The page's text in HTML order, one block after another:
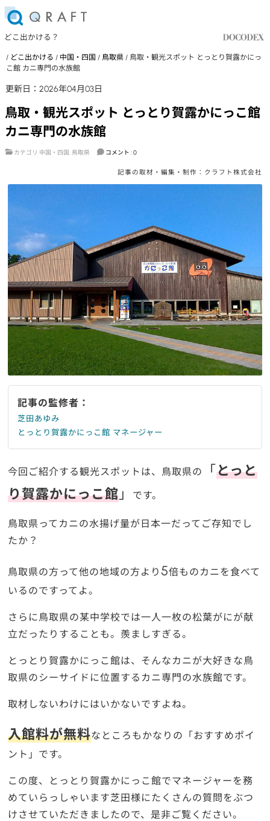
どこ出かける？
/ どこ出かける / 中国・四国 / 鳥取県 / 鳥取・観光スポット とっとり賀露かにっ
こ館 カニ専門の水族館
更新日：2026年04月03日
鳥取・観光スポット とっとり賀露かにっこ館
カニ専門の水族館
カテゴリ 中国・四国 鳥取県 コメント : 0
記事の取材・編集・制作：クラフト株式会社
記事の監修者：
芝田あゆみ
とっとり賀露かにっこ館 マネージャー
今回ご紹介する観光スポットは、鳥取県の 「とっと
り賀露かにっこ館 」 です。
鳥取県ってカニの水揚げ量が日本一だってご存知でし
たか？
鳥取県の方って他の地域の方より 5倍ものカニを食べて
いるのですってよ。
さらに鳥取県の某中学校では一人一枚の松葉がにが献
立だったりすることも。羨ましすぎる。
とっとり賀露かにっこ館は、そんなカニが大好きな鳥
取県のシーサイドに位置するカニ専門の水族館です。
取材しないわけにはいかないですよね。
入館料が無料なところもかなりの「おすすめポイ
ント」です。
この度、とっとり賀露かにっこ館でマネージャーを務
めていらっしゃいます芝田様にたくさんの質問をぶつ
けさせていただきましたので、是非ご覧ください。